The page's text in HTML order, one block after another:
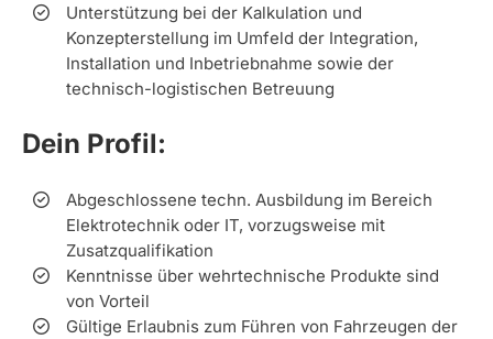
Unterstützung bei der Kalkulation und
Konzepterstellung im Umfeld der Integration,
Installation und Inbetriebnahme sowie der
technisch-logistischen Betreuung
Dein Profil:
Abgeschlossene techn. Ausbildung im Bereich
Elektrotechnik oder IT, vorzugsweise mit
Zusatzqualifikation
Kenntnisse über wehrtechnische Produkte sind
von Vorteil
Gültige Erlaubnis zum Führen von Fahrzeugen der